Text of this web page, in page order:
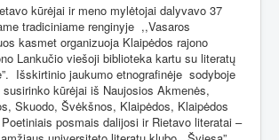
kūrėjai ir meno mylėtojai dalyvavo 37
tradiciniame renginyje ,,Vasaros
kasmet organizuoja Klaipėdos rajono
Lankučio viešoji biblioteka kartu su literatų
Išskirtinio jaukumo etnografinėje sodyboje
kūrėjai iš Naujosios Akmenės,
Skuodo, Švėkšnos, Klaipėdos, Klaipėdos
posmais dalijosi ir Rietavo literatai –